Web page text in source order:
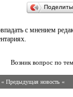
с мнением
Возник вопрос по
« Предыдущая новость «